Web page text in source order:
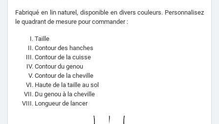
Fabriqué en lin naturel, disponible en divers couleurs. Personnalisez
le quadrant de mesure pour commander :
Taille
Contour des hanches
Contour de la cuisse
Contour du genou
Contour de la cheville
Haute de la taille au sol
Du genou à la cheville
Longueur de lancer